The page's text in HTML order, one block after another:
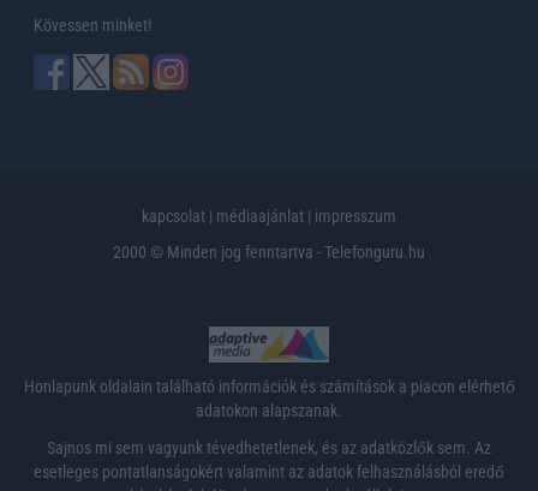
Kövessen minket!
kapcsolat | médiaajánlat | impresszum
2000 © Minden jog fenntartva - Telefonguru.hu
Honlapunk oldalain található információk és számítások a piacon elérhető
adatokon alapszanak.
Sajnos mi sem vagyunk tévedhetetlenek, és az adatközlők sem. Az
esetleges pontatlanságokért valamint az adatok felhasználásból eredő